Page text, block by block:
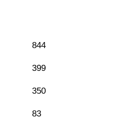
844
399
350
83